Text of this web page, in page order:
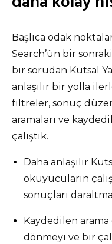
Başlıca odak
Search’ün bir
bir sorudan Kutsal
anlaşılır bir yolla
filtreler, sonuç
aramaları ve
çalıştık.
Daha anlaşılır
okuyucuların
sonuçları
Kaydedilen
dönmeyi ve bir